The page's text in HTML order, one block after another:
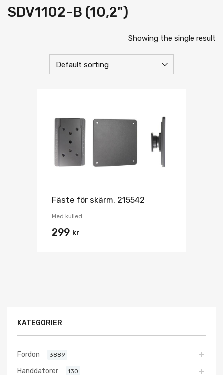
SDV1102-B (10,2")
Showing the single result
Fäste för skärm. 215542
Med kulled.
299 kr
KATEGORIER
Fordon 3889
Handdatorer 130